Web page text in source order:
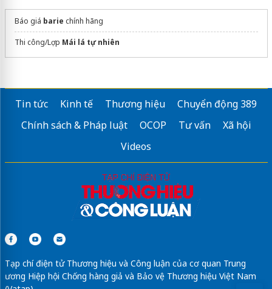
Báo giá barie chính hãng
Thi công/Lợp Mái lá tự nhiên
Tin tức Kinh tế Thương hiệu
Chuyển động 389
Chính sách & Pháp luật
OCOP Tư vấn
Xã hội
Videos
Tạp chí điện tử Thương hiệu và Công luận của cơ quan Trung
ương Hiệp hội Chống hàng giả và Bảo vệ Thương hiệu Việt Nam